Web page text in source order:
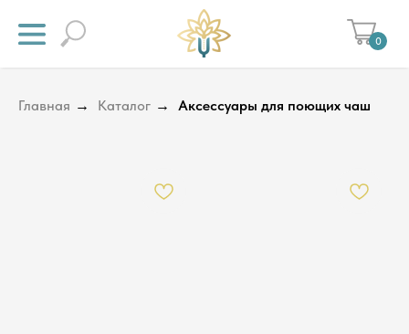
0
Главная → Каталог → Аксессуары для поющих чаш